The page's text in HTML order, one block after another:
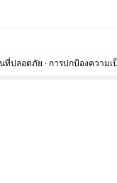
นที่ปลอดภัย · การปกป้องความ